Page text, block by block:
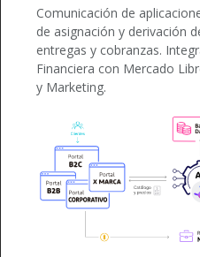
Comunicación de
de asignación y derivación
entregas y cobranzas.
Financiera con Mercado
y Marketing.